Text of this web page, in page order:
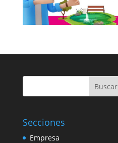
Buscar
Secciones
Empresa